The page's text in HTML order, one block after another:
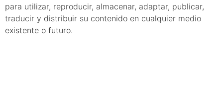
para utilizar, reproducir, almacenar, adaptar, publicar,
traducir y distribuir su contenido en cualquier medio
existente o futuro.